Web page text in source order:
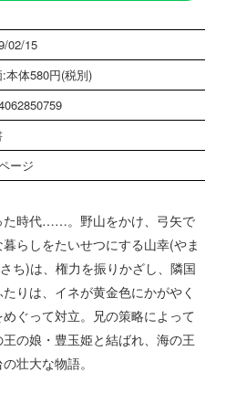
02/15
:本体580円(税別)
ージ
た時代……。野山をかけ、弓矢で
らしをたいせつにする山幸(やま
ち)は、権力を振りかざし、隣国
りは、イネが黄金色にかがやく
ぐって対立。兄の策略によって
の娘・豊玉姫と結ばれ、海の王
壮大な物語。